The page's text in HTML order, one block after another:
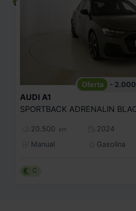
- 2.000
AUDI A1
20.500 km
2024
Manual
Gasolina
C